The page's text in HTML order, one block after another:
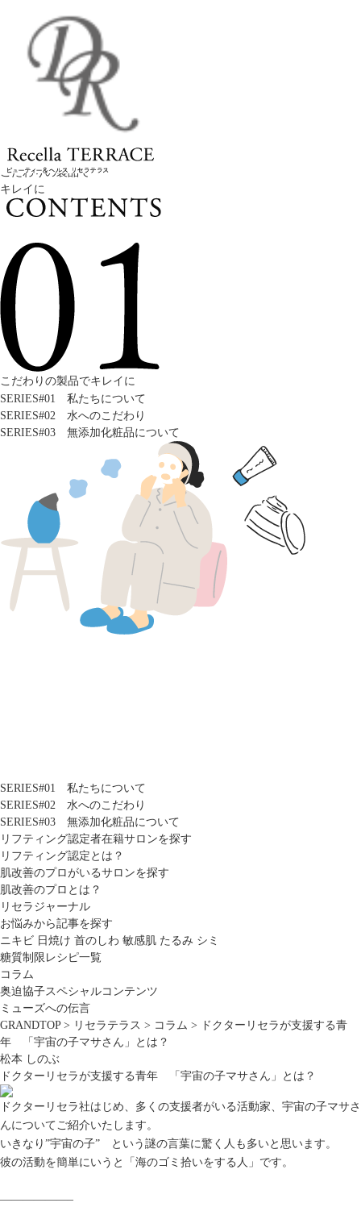
こだわりの製品で
キレイに
こだわりの製品でキレイに
SERIES#01 私たちについて
SERIES#02 水へのこだわり
SERIES#03 無添加化粧品について
SERIES#01 私たちについて
SERIES#02 水へのこだわり
SERIES#03 無添加化粧品について
リフティング認定者在籍サロンを探す
リフティング認定とは？
肌改善のプロがいるサロンを探す
肌改善のプロとは？
リセラジャーナル
お悩みから記事を探す
ニキビ 日焼け 首のしわ 敏感肌 たるみ シミ
糖質制限レシピ一覧
コラム
奥迫協子スペシャルコンテンツ
ミューズへの伝言
GRANDTOP> リセラテラス > コラム >
ドクターリセラが支援する青
年 「宇宙の子マサさん」とは？
松本 しのぶ
ドクターリセラが支援する青年 「宇宙の子マサさん」とは？
ドクターリセラ社はじめ、多くの支援者がいる活動家、宇宙の子マサさ
んについてご紹介いたします。
いきなり”宇宙の子” という謎の言葉に驚く人も多いと思います。
彼の活動を簡単にいうと「海のゴミ拾いをする人」です。
——————–